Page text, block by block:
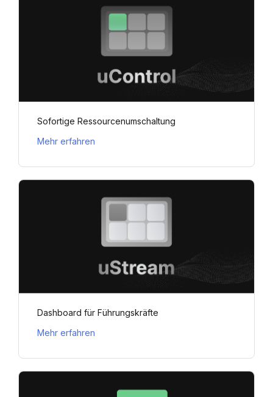
Sofortige Ressourcenumschaltung
Mehr erfahren
Dashboard für Führungskräfte
Mehr erfahren